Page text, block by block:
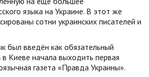
языка на Украине. В этот же
сотни украинских писателей и
был введён как обязательный
Киеве начала выходить первая
газета «Правда Украины».